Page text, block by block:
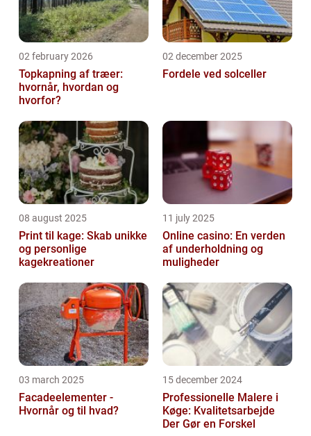
02 february 2026
Topkapning af træer:
hvornår, hvordan og
hvorfor?
02 december 2025
Fordele ved solceller
08 august 2025
Print til kage: Skab unikke
og personlige
kagekreationer
11 july 2025
Online casino: En verden
af underholdning og
muligheder
03 march 2025
Facadeelementer -
Hvornår og til hvad?
15 december 2024
Professionelle Malere i
Køge: Kvalitetsarbejde
Der Gør en Forskel